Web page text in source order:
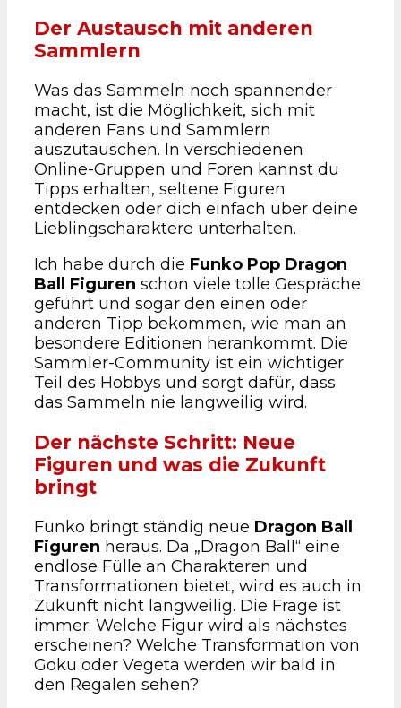
Der Austausch mit anderen
Sammlern
Was das Sammeln noch spannender
macht, ist die Möglichkeit, sich mit
anderen Fans und Sammlern
auszutauschen. In verschiedenen
Online-Gruppen und Foren kannst du
Tipps erhalten, seltene Figuren
entdecken oder dich einfach über deine
Lieblingscharaktere unterhalten.
Ich habe durch die Funko Pop Dragon
Ball Figuren schon viele tolle Gespräche
geführt und sogar den einen oder
anderen Tipp bekommen, wie man an
besondere Editionen herankommt. Die
Sammler-Community ist ein wichtiger
Teil des Hobbys und sorgt dafür, dass
das Sammeln nie langweilig wird.
Der nächste Schritt: Neue
Figuren und was die Zukunft
bringt
Funko bringt ständig neue Dragon Ball
Figuren heraus. Da „Dragon Ball“ eine
endlose Fülle an Charakteren und
Transformationen bietet, wird es auch in
Zukunft nicht langweilig. Die Frage ist
immer: Welche Figur wird als nächstes
erscheinen? Welche Transformation von
Goku oder Vegeta werden wir bald in
den Regalen sehen?